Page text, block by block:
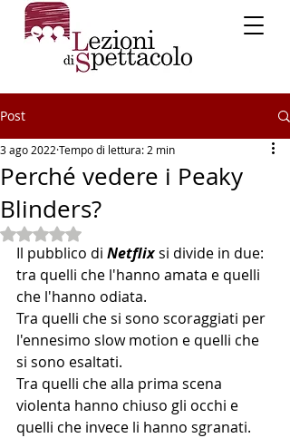
Post
Perché vedere i Peaky
Blinders?
3 ago 2022 Tempo di lettura: 2 min
Valutazione NaN stelle su 5.
Il pubblico di Netflix si divide in due:
tra quelli che l'hanno amata e quelli
che l'hanno odiata.
Tra quelli che si sono scoraggiati per
l'ennesimo slow motion e quelli che
si sono esaltati.
Tra quelli che alla prima scena
violenta hanno chiuso gli occhi e
quelli che invece li hanno sgranati.